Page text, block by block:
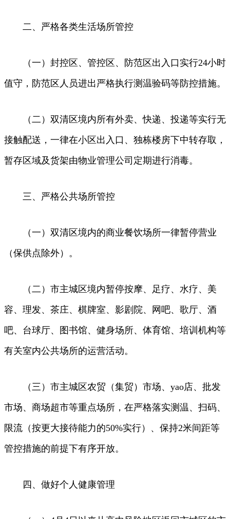
二、严格各类生活场所管控
（一）封控区、管控区、防范区出入口实行24小时
值守，防范区人员进出严格执行测温验码等防控措施。
（二）双清区境内所有外卖、快递、投递等实行无
接触配送，一律在小区出入口、独栋楼房下中转存取，
暂存区域及货架由物业管理公司定期进行消毒。
三、严格公共场所管控
（一）双清区境内的商业餐饮场所一律暂停营业
（保供点除外）。
（二）市主城区境内暂停按摩、足疗、水疗、美
容、理发、茶庄、棋牌室、影剧院、网吧、歌厅、酒
吧、台球厅、图书馆、健身场所、体育馆、培训机构等
有关室内公共场所的运营活动。
（三）市主城区农贸（集贸）市场、yao店、批发
市场、商场超市等重点场所，在严格落实测温、扫码、
限流（按更大接待能力的50%实行）、保持2米间距等
管控措施的前提下有序开放。
四、做好个人健康管理